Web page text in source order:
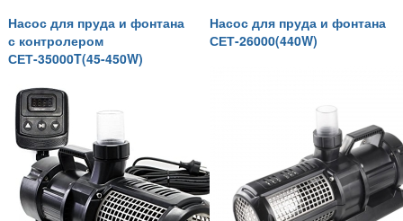
Насос для пруда и фонтана
с контролером
СЕТ-35000T(45-450W)
Насос для пруда и фонтана
СЕТ-26000(440W)